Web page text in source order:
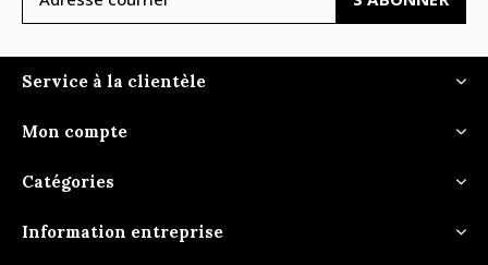
Service à la clientèle
Mon compte
Catégories
Information entreprise